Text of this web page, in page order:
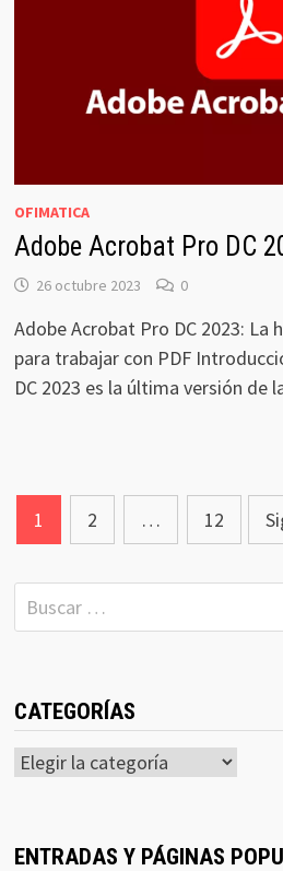
OFIMATICA
Adobe Acrobat Pro DC
26 octubre 2023 0
Adobe Acrobat Pro DC 2023:
para trabajar con PDF
DC 2023 es la última versión de
Navegación
de
entradas
1 2 … 12
Buscar:
CATEGORÍAS
Categorías
ENTRADAS Y PÁGINAS